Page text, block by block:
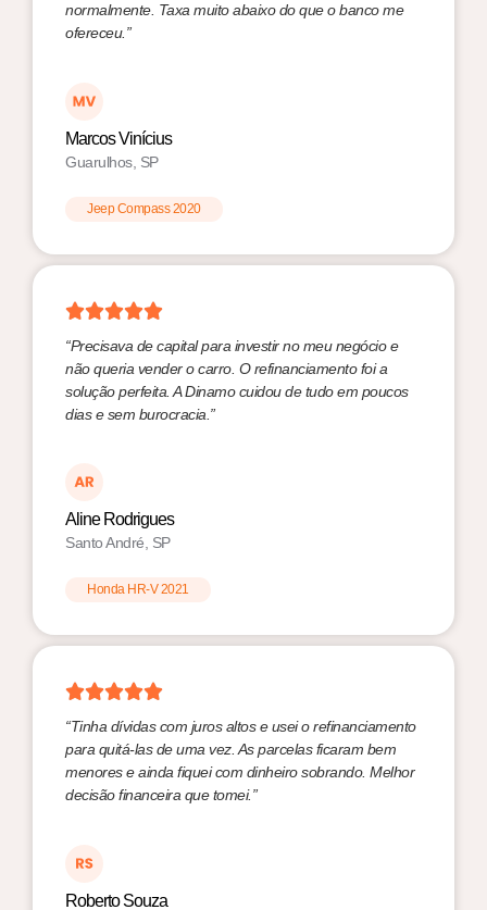
normalmente. Taxa muito abaixo do que o banco me
ofereceu.”
Marcos Vinícius
Guarulhos, SP
Jeep Compass 2020
“Precisava de capital para investir no meu negócio e
não queria vender o carro. O refinanciamento foi a
solução perfeita. A Dinamo cuidou de tudo em poucos
dias e sem burocracia.”
Aline Rodrigues
Santo André, SP
Honda HR-V 2021
“Tinha dívidas com juros altos e usei o refinanciamento
para quitá-las de uma vez. As parcelas ficaram bem
menores e ainda fiquei com dinheiro sobrando. Melhor
decisão financeira que tomei.”
Roberto Souza